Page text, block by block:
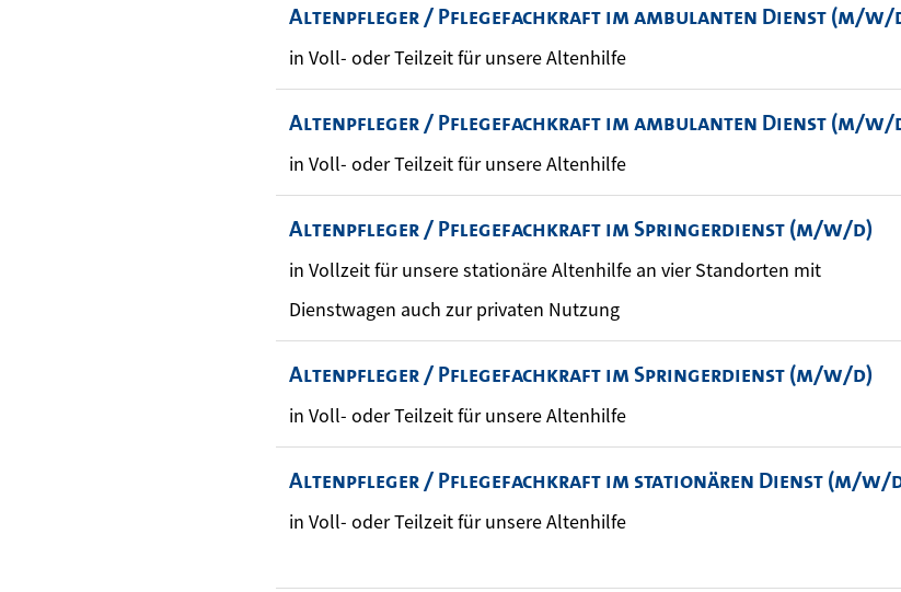
Altenpfleger / Pflegefachkraft im ambulanten Dienst (m/w/
in Voll- oder Teilzeit für unsere Altenhilfe
Altenpfleger / Pflegefachkraft im ambulanten Dienst (m/w/
in Voll- oder Teilzeit für unsere Altenhilfe
Altenpfleger / Pflegefachkraft im Springerdienst (m/w/d)
in Vollzeit für unsere stationäre Altenhilfe an vier Standorten mit
Dienstwagen auch zur privaten Nutzung
Altenpfleger / Pflegefachkraft im Springerdienst (m/w/d)
in Voll- oder Teilzeit für unsere Altenhilfe
Altenpfleger / Pflegefachkraft im stationären Dienst (m/w/
in Voll- oder Teilzeit für unsere Altenhilfe